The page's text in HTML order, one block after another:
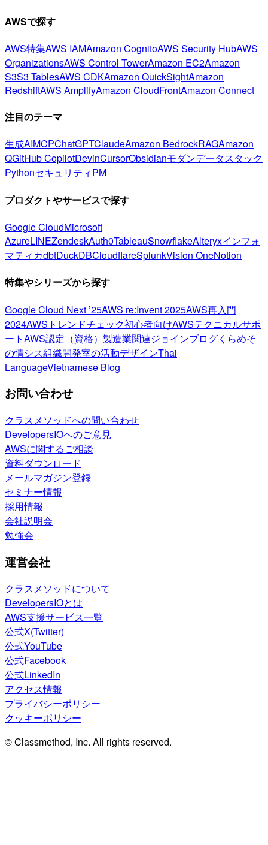
AWSで探す
AWS特集AWS IAMAmazon CognitoAWS Security HubAWS
OrganizationsAWS Control TowerAmazon EC2Amazon
S3S3 TablesAWS CDKAmazon QuickSightAmazon
RedshiftAWS AmplifyAmazon CloudFrontAmazon Connect
注目のテーマ
生成AIMCPChatGPTClaudeAmazon BedrockRAGAmazon
QGitHub CopilotDevinCursorObsidianモダンデータスタック
PythonセキュリティPM
プロダクトやサービスで探す
Google CloudMicrosoft
AzureLINEZendeskAuth0TableauSnowflakeAlteryxインフォ
マティカdbtDuckDBCloudflareSplunkVision OneNotion
特集やシリーズから探す
Google Cloud Next ’25AWS re:Invent 2025AWS再入門
2024AWSトレンドチェック初心者向けAWSテクニカルサポ
ートAWS認定（資格） 製造業関連ジョインブログくらめそ
の情シス組織開発室の活動デザインThai
LanguageVietnamese Blog
お問い合わせ
クラスメソッドへの問い合わせ
DevelopersIOへのご意見
AWSに関するご相談
資料ダウンロード
メールマガジン登録
セミナー情報
採用情報
会社説明会
勉強会
運営会社
クラスメソッドについて
DevelopersIOとは
AWS支援サービス一覧
公式X(Twitter)
公式YouTube
公式Facebook
公式LinkedIn
アクセス情報
プライバシーポリシー
クッキーポリシー
© Classmethod, Inc. All rights reserved.